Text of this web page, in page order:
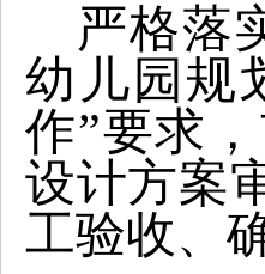
严格落
幼儿园规
作”要求
设计方案
工验收、